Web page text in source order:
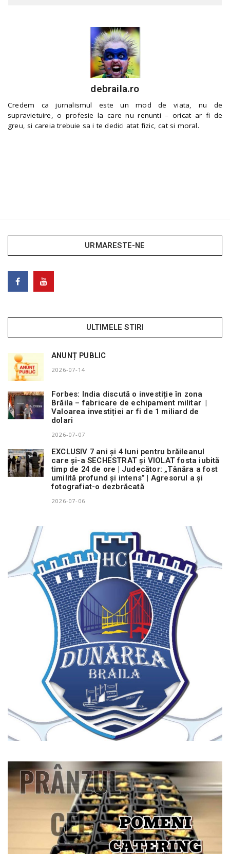
debraila.ro
Credem ca jurnalismul este un mod de viata, nu de
supravietuire, o profesie la care nu renunti – oricat ar fi de
greu, si careia trebuie sa i te dedici atat fizic, cat si moral.
URMARESTE-NE
ULTIMELE STIRI
ANUNȚ PUBLIC
2026-07-14
Forbes: India discută o investiție în zona
Brăila – fabricare de echipament militar |
Valoarea investiției ar fi de 1 miliard de
dolari
2026-07-07
EXCLUSIV 7 ani și 4 luni pentru brăileanul
care și-a SECHESTRAT și VIOLAT fosta iubită
timp de 24 de ore | Judecător: „Tânăra a fost
umilită profund și intens” | Agresorul a și
fotografiat-o dezbrăcată
2026-07-06